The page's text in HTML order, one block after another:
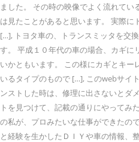
ました。 その時の映像でよく流れて
は見たことがあると思います。 実際
[…], トヨタ車の、トランスミッタを交
す。 平成１０年代の車の場合、カギに
いかともいます。 この様にカギとキ
いるタイプのもので […], このwebサイ
ンストした時は、修理に出さないとダ
トを見つけて、記載の通りにやってみ
の私が、プロみたいな仕事ができたの
と経験を生かしたＤＩＹや車の情報、